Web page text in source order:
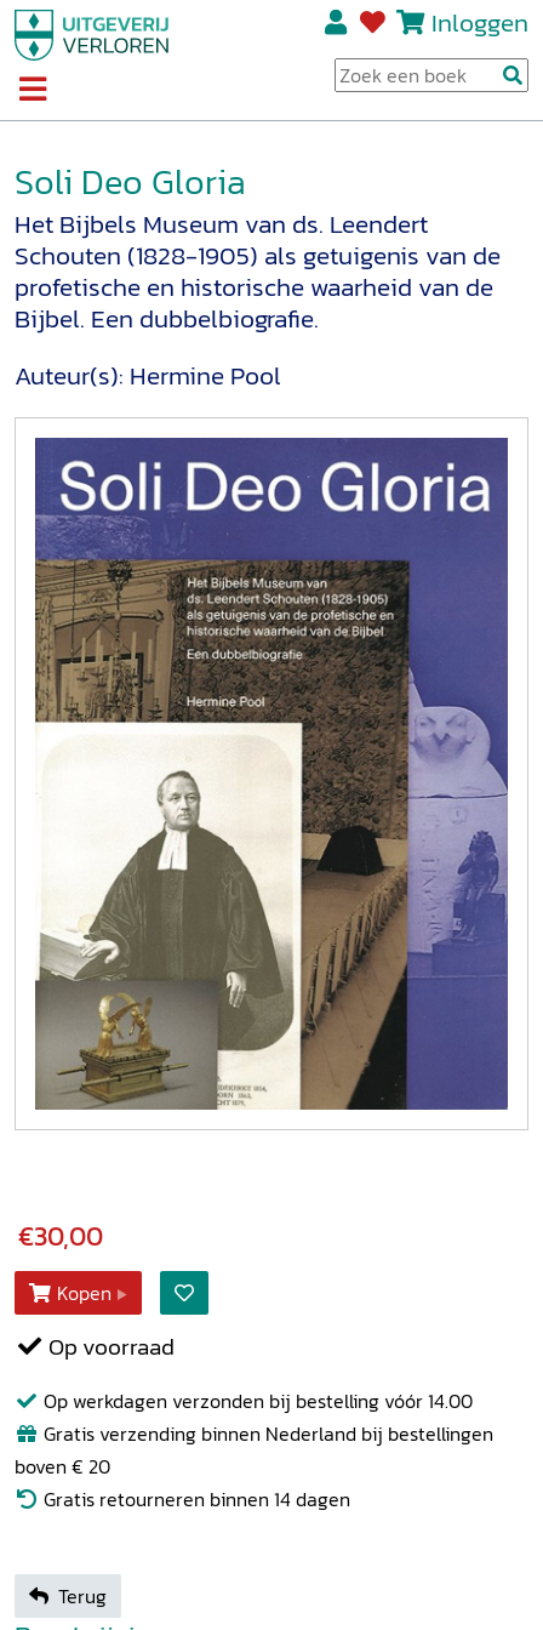
Inloggen
Soli Deo Gloria
Het Bijbels Museum van ds. Leendert
Schouten (1828-1905) als getuigenis van de
profetische en historische waarheid van de
Bijbel. Een dubbelbiografie.
Auteur(s): Hermine Pool
€30,00
Kopen
Op voorraad
Op werkdagen verzonden bij bestelling vóór 14.00
Gratis verzending binnen Nederland bij bestellingen
boven € 20
Gratis retourneren binnen 14 dagen
Terug